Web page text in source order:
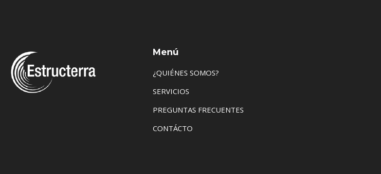
Menú
¿QUIÉNES SOMOS?
SERVICIOS
PREGUNTAS FRECUENTES
CONTÁCTO